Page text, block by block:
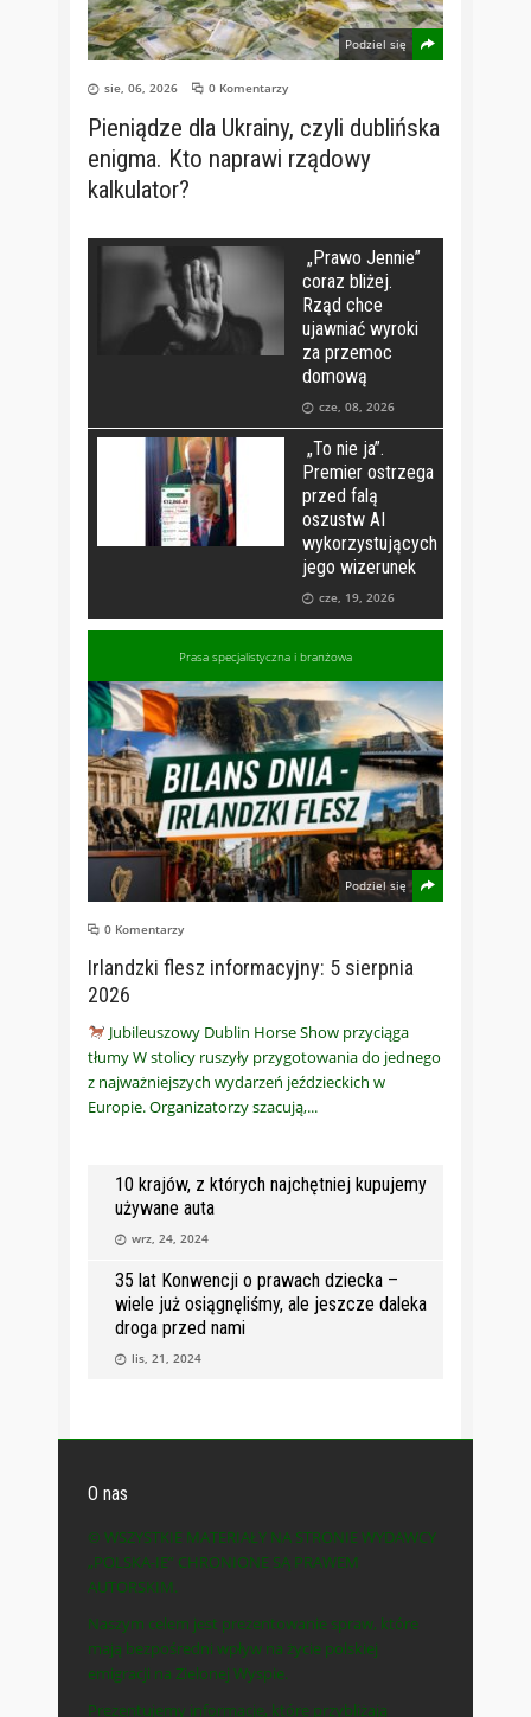
Podziel się
sie, 06, 2026 0 Komentarzy
Pieniądze dla Ukrainy, czyli dublińska
enigma. Kto naprawi rządowy
kalkulator?
„Prawo Jennie”
coraz bliżej.
Rząd chce
ujawniać wyroki
za przemoc
domową
cze, 08, 2026
„To nie ja”.
Premier ostrzega
przed falą
oszustw AI
wykorzystujących
jego wizerunek
cze, 19, 2026
Prasa specjalistyczna i branżowa
Podziel się
0 Komentarzy
Irlandzki flesz informacyjny: 5 sierpnia
2026
Jubileuszowy Dublin Horse Show przyciąga
tłumy W stolicy ruszyły przygotowania do jednego
z najważniejszych wydarzeń jeździeckich w
Europie. Organizatorzy szacują,
10 krajów, z których najchętniej kupujemy
używane auta
wrz, 24, 2024
35 lat Konwencji o prawach dziecka –
wiele już osiągnęliśmy, ale jeszcze daleka
droga przed nami
lis, 21, 2024
O nas
© WSZYSTKIE MATERIAŁY NA STRONIE WYDAWCY
„POLSKA-IE” CHRONIONE SĄ PRAWEM
AUTORSKIM.
Naszym celem jest prezentowanie spraw, które
mają bezpośredni wpływ na życie polskiej
emigracji na Zielonej Wyspie.
Prezentujemy informacje, które przybliżają